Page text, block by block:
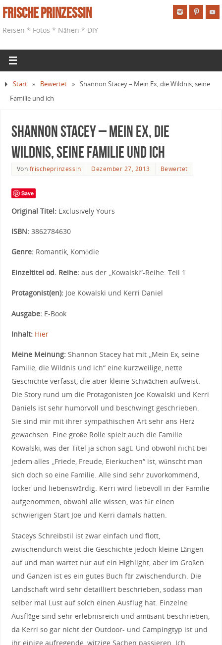
Frische Prinzessin
Reisen * Fotos * Nähen * DIY
Start » Bewertet » Shannon Stacey – Mein Ex, die Wildnis, seine
Familie und ich
Shannon Stacey – Mein Ex, die
Wildnis, seine Familie und ich
Von frischeprinzessin Dezember 27, 2013 Bewertet
Save
Original Titel: Exclusively Yours
ISBN: 3862784630
Genre: Romantik, Komödie
Einzeltitel od. Reihe: aus der „Kowalski“-Reihe: Teil 1
Protagonist(en): Joe Kowalski und Kerri Daniel
Ausgabe: E-Book
Inhalt: Hier
Meine Meinung: Shannon Stacey hat mit „Mein Ex, seine
Familie, die Wildnis und ich“ eine kurzweilige, nette
Geschichte verfasst, die aber kleine Schwächen aufweist.
Die Story rund um die Protagonisten Joe Kowalski und Kerri
Daniels ist sehr humorvoll und beschwingt geschrieben.
Sie sind mir mit ihrer sympathischen Art sehr ans Herz
gewachsen. Eine große Rolle spielt auch die Familie
Kowalski, was der Titel ja schon sagt. Und obwohl nicht bei
jedem alles „Friede, Freude, Eierkuchen“ ist, wünscht man
sich doch so eine Familie. Alle sind sehr zuvorkommend,
locker und liebenswürdig. Kerri wird liebevoll in der Familie
aufgenommen, obwohl alle wissen, was für einen
schwierigen Start Joe und Kerri damals hatten.
Staceys Schreibstil ist zwar einfach und flott,
zwischendurch weist die Geschichte jedoch kleine Längen
auf und man wartet nur auf ein Highlight, aber im Großen
und Ganzen ist es ein gutes Buch für zwischendurch. Die
Landschaft wird sehr detailliert beschrieben, sodass man
selber mal Lust auf solch einen Ausflug hat. Einzelne
Ausflüge sind sehr erlebnisreich und amüsant beschrieben,
da Kerri so gar nicht der Outdoor- und Campingtyp ist und
ihr einige aufregende, witzige Sachen passieren. Ich